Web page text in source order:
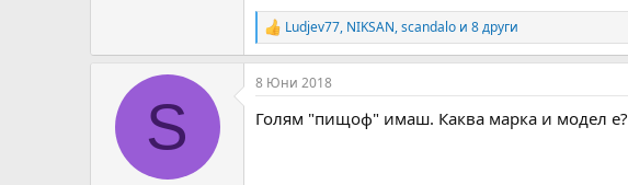
R
e
a
c
i
Ludjev77, NIKSAN,scandalo и 8 други
S
8 Юни 2018
Голям "пищоф" имаш. Каква марка и модел е?